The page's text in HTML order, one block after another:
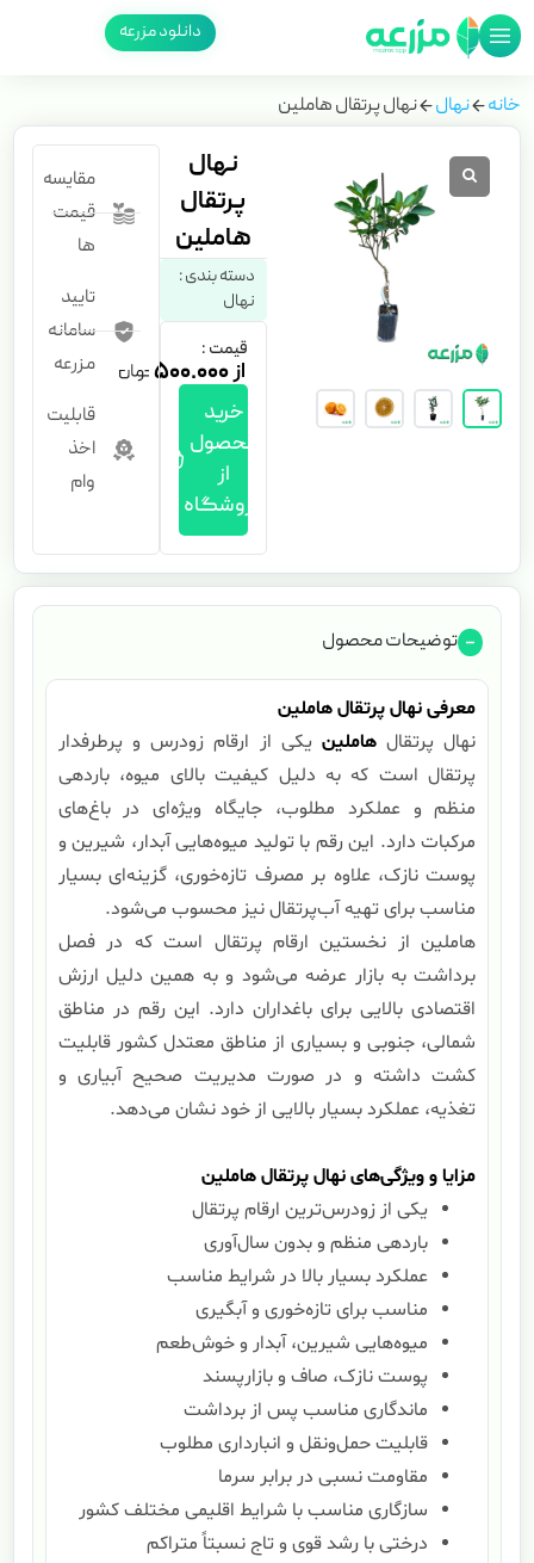
دانلود مزرعه
خانه نهال نهال پرتقال هاملین
نهال
پرتقال
هاملین
دسته بندی :
نهال
قیمت :
۵۰۰.۰۰۰
خرید
محصول
از
فروشگاه
مقایسه
قیمت
ها
تایید
سامانه
مزرعه
قابلیت
اخذ
وام
توضیحات محصول
معرفی نهال پرتقال هاملین
نهال پرتقالهاملین یکی از ارقام زودرس و پرطرفدار
پرتقال است که به دلیل کیفیت بالای میوه، باردهی
منظم و عملکرد مطلوب، جایگاه ویژه‌ای در باغ‌های
مرکبات دارد. این رقم با تولید میوه‌هایی آبدار، شیرین و
پوست نازک، علاوه بر مصرف تازه‌خوری، گزینه‌ای بسیار
مناسب برای تهیه آب‌پرتقال نیز محسوب می‌شود.
هاملین از نخستین ارقام پرتقال است که در فصل
برداشت به بازار عرضه می‌شود و به همین دلیل ارزش
اقتصادی بالایی برای باغداران دارد. این رقم در مناطق
شمالی، جنوبی و بسیاری از مناطق معتدل کشور قابلیت
کشت داشته و در صورت مدیریت صحیح آبیاری و
تغذیه، عملکرد بسیار بالایی از خود نشان می‌دهد.
مزایا و ویژگی‌های نهال پرتقال هاملین
یکی از زودرس‌ترین ارقام پرتقال
باردهی منظم و بدون سال‌آوری
عملکرد بسیار بالا در شرایط مناسب
مناسب برای تازه‌خوری و آبگیری
میوه‌هایی شیرین، آبدار و خوش‌طعم
پوست نازک، صاف و بازارپسند
ماندگاری مناسب پس از برداشت
قابلیت حمل‌ونقل و انبارداری مطلوب
مقاومت نسبی در برابر سرما
سازگاری مناسب با شرایط اقلیمی مختلف کشور
درختی با رشد قوی و تاج نسبتاً متراکم